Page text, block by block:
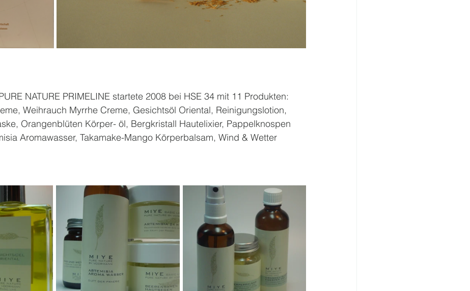
NATURE PRIMELINE startete 2008 bei HSE 34 mit 11 Produkten:
Weihrauch Myrrhe Creme, Gesichtsöl Oriental, Reinigungslotion,
Orangenblüten Körper- öl, Bergkristall Hautelixier, Pappelknospen
Aromawasser, Takamake-Mango Körperbalsam, Wind & Wetter